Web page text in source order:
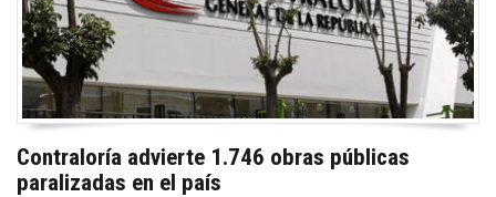
Contraloría advierte 1.746 obras públicas
paralizadas en el país